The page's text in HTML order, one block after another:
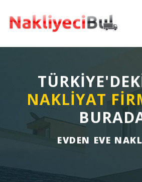
NAKLİYAT
EVDEN EVE